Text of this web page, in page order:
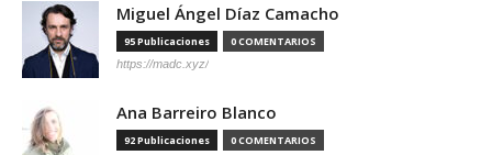
Miguel Ángel Díaz Camacho
95 Publicaciones 0 COMENTARIOS
https://madc.xyz/
Ana Barreiro Blanco
92 Publicaciones 0 COMENTARIOS